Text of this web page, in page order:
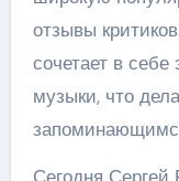
отзывы
сочетает в
музыки, что